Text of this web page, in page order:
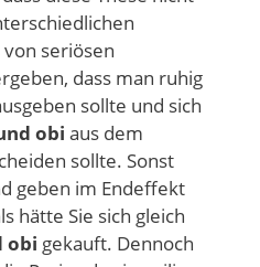
von seriösen
dass man ruhig
sollte und sich
obi aus dem
sollte. Sonst
geben im Endeffekt
hätte Sie sich gleich
obi gekauft. Dennoch